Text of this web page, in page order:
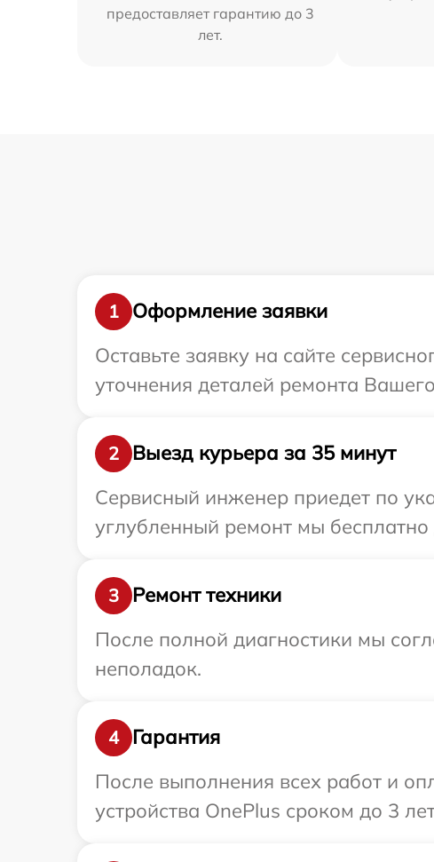
предоставляет гарантию до 3
лет.
1
Оформление заявки
Оставьте заявку на сайте
уточнения деталей ремонта
2
Выезд курьера за 35 минут
Сервисный инженер приедет по
углубленный ремонт мы бесплатно
3
Ремонт техники
После полной диагностики мы
неполадок.
4
Гарантия
После выполнения всех работ и
устройства OnePlus сроком до 3